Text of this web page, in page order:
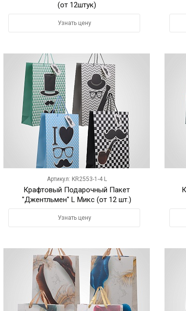
(от 12штук)
Узнать цену
Артикул: KR2553-1-4 L
Крафтовый Подарочный Пакет
"Джентльмен" L Микс (от 12 шт.)
Узнать цену